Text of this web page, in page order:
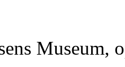
Museum,